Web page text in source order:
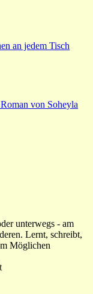
an jedem Tisch
von Soheyla
unterwegs - am
Lernt, schreibt,
Möglichen